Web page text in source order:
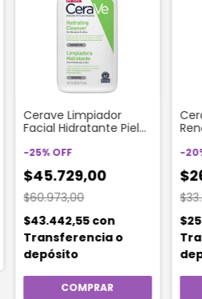
Cerave Limpiador
Facial Hidratante Piel
473ml
-25%OFF
$45.729,00
$60.973,00
$43.442,55con
Transferencia o
depósito
-20